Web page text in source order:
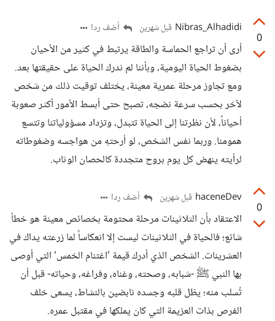
0
Nibras_Alhadidi قبل شهرين أضف ردا
أرى أن تراجع الحماسة والطاقة يرتبط في كثير من الأحيان
بضغوط الحياة اليومية، وبأننا لم ندرك الحياة على حقيقتها بعد.
ومع تجاوز مرحلة عمرية معينة، يختلف توقيت ذلك من شخص
لآخر بحسب سرعة نضجه، تصبح حتى أبسط الأمور أكثر صعوبة
أحياناً، لأن نظرتنا إلى الحياة تتبدل، وتزداد مسؤولياتنا وتتسع
همومنا. وربما نفس الشخص، لو أرحتهِ من هواجسه وضغوطاته
لرأيته ينهض كل يوم بروح متجددة كالحصان الوثاب.
0
haceneDev قبل شهرين أضف ردا
الاعتقاد بأن الثلاثينات مرحلة محتومة بخصائص معينة هو خطأ
شائع؛ فالحياة في الثلاثينات ليست إلا انعكاساً لما زرعته يداك في
العشرينات. الشخص الذي أدرك قيمة 'اغتنام الخمس' التي أوصى
بها النبي ﷺ -شبابه، وصحته، وغناه، وفراغه، وحياته- قبل أن
تُسلب منه؛ يظل قلبه وجسده نابضين بالنشاط، يسعى خلف
الفرص بذات العزيمة التي كان يملكها في مقتبل عمره.